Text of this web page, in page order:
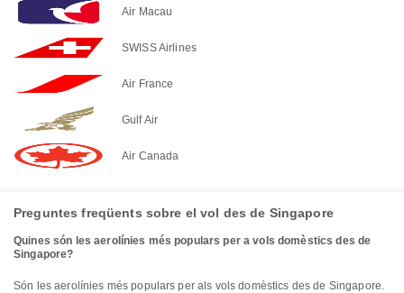
Air Macau
SWISS Airlines
Air France
Gulf Air
Air Canada
Preguntes freqüents sobre el vol des de Singapore
Quines són les aerolínies més populars per a vols domèstics des de
Singapore?
són les aerolínies més populars per als vols domèstics des de Singapore.